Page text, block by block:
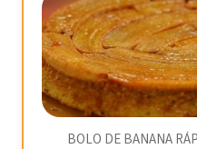
BOLO DE BANANA